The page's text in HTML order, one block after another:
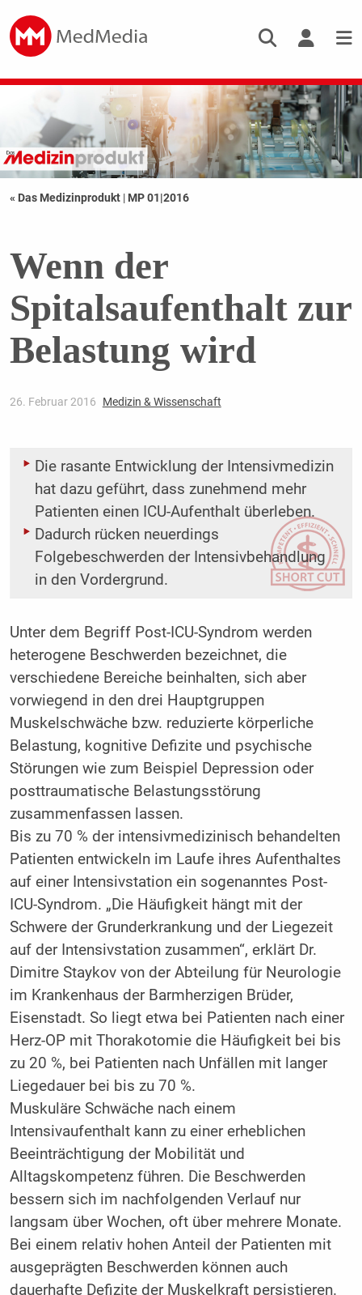
« Das Medizinprodukt | MP 01|2016
Wenn der
Spitalsaufenthalt zur
Belastung wird
26. Februar 2016 Medizin & Wissenschaft
Die rasante Entwicklung der Intensivmedizin
hat dazu geführt, dass zunehmend mehr
Patienten einen ICU-Aufenthalt überleben.
Dadurch rücken neuerdings
Folgebeschwerden der Intensivbehandlung
in den Vordergrund.
Unter dem Begriff Post-ICU-Syndrom werden
heterogene Beschwerden bezeichnet, die
verschiedene Bereiche beinhalten, sich aber
vorwiegend in den drei Hauptgruppen
Muskelschwäche bzw. reduzierte körperliche
Belastung, kognitive Defizite und psychische
Störungen wie zum Beispiel Depression oder
posttraumatische Belastungsstörung
zusammenfassen lassen.
Bis zu 70 % der intensivmedizinisch behandelten
Patienten entwickeln im Laufe ihres Aufenthaltes
auf einer Intensivstation ein sogenanntes Post-
ICU-Syndrom. „Die Häufigkeit hängt mit der
Schwere der Grunderkrankung und der Liegezeit
auf der Intensivstation zusammen“, erklärt Dr.
Dimitre Staykov von der Abteilung für Neurologie
im Krankenhaus der Barmherzigen Brüder,
Eisenstadt. So liegt etwa bei Patienten nach einer
Herz-OP mit Thorakotomie die Häufigkeit bei bis
zu 20 %, bei Patienten nach Unfällen mit langer
Liegedauer bei bis zu 70 %.
Muskuläre Schwäche nach einem
Intensivaufenthalt kann zu einer erheblichen
Beeinträchtigung der Mobilität und
Alltagskompetenz führen. Die Beschwerden
bessern sich im nachfolgenden Verlauf nur
langsam über Wochen, oft über mehrere Monate.
Bei einem relativ hohen Anteil der Patienten mit
ausgeprägten Beschwerden können auch
dauerhafte Defizite der Muskelkraft persistieren.